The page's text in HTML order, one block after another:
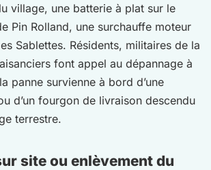
village, une batterie à plat sur le
Pin Rolland, une surchauffe moteur
Sablettes. Résidents, militaires de la
font appel au dépannage à
panne survienne à bord d’une
d’un fourgon de livraison descendu
terrestre.
site ou enlèvement du